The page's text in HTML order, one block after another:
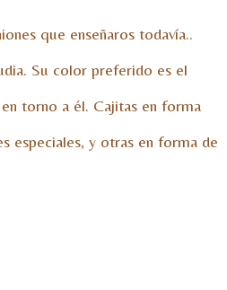
que enseñaros todavía..
Su color preferido es el
torno a él. Cajitas en forma
especiales, y otras en forma de